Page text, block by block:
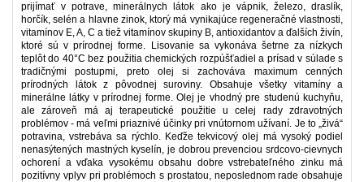
prijímať v potrave, minerálnych látok ako je vápnik, železo, draslík,
horčík, selén a hlavne zinok, ktorý má vynikajúce regeneračné vlastnosti,
vitamínov E, A, C a tiež vitamínov skupiny B, antioxidantov a ďalších živín,
ktoré sú v prírodnej forme. Lisovanie sa vykonáva šetrne za nízkych
teplôt do 40°C bez použitia chemických rozpúšťadiel a prísad v súlade s
tradičnými postupmi, preto olej si zachováva maximum cenných
prírodných látok z pôvodnej suroviny. Obsahuje všetky vitamíny a
minerálne látky v prírodnej forme. Olej je vhodný pre studenú kuchyňu,
ale zároveň má aj terapeutické použitie u celej rady zdravotných
problémov - má veľmi priaznivé účinky pri vnútornom užívaní. Je to „živá“
potravina, vstrebáva sa rýchlo. Keďže tekvicový olej má vysoký podiel
nenasýtených mastných kyselín, je dobrou prevenciou srdcovo-cievnych
ochorení a vďaka vysokému obsahu dobre vstrebateľného zinku má
pozitívny vplyv pri problémoch s prostatou, neposlednom rade obsahuje